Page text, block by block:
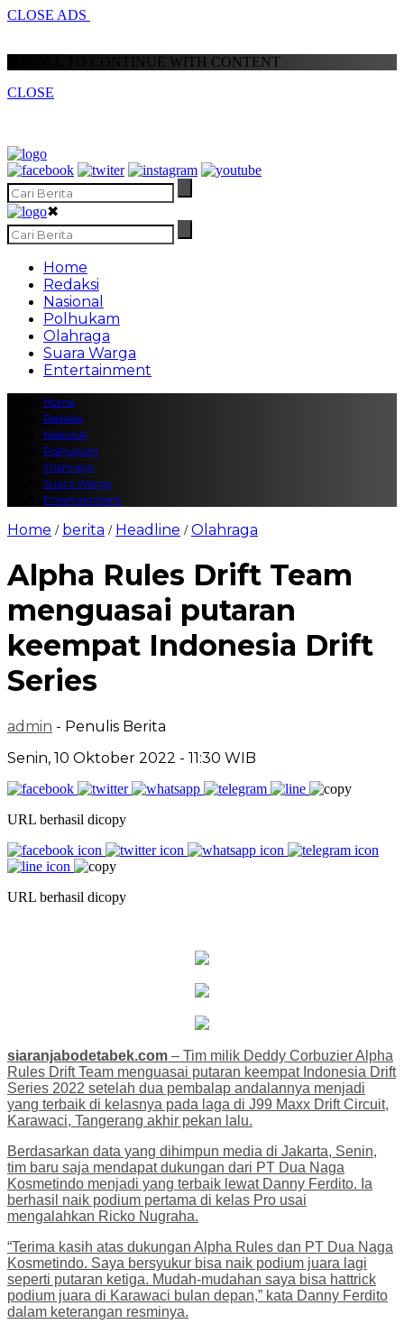
CLOSE ADS
SCROLL TO CONTINUE WITH CONTENT
CLOSE
✖
Home
Redaksi
Nasional
Polhukam
Olahraga
Suara Warga
Entertainment
Home
Redaksi
Nasional
Polhukam
Olahraga
Suara Warga
Entertainment
Home / berita / Headline /Olahraga
Alpha Rules Drift Team
menguasai putaran
keempat Indonesia Drift
Series
admin - Penulis Berita
Senin, 10 Oktober 2022 - 11:30 WIB
URL berhasil dicopy
URL berhasil dicopy
siaranjabodetabek.com – Tim milik Deddy Corbuzier Alpha
Rules Drift Team menguasai putaran keempat Indonesia Drift
Series 2022 setelah dua pembalap andalannya menjadi
yang terbaik di kelasnya pada laga di J99 Maxx Drift Circuit,
Karawaci, Tangerang akhir pekan lalu.
Berdasarkan data yang dihimpun media di Jakarta, Senin,
tim baru saja mendapat dukungan dari PT Dua Naga
Kosmetindo menjadi yang terbaik lewat Danny Ferdito. Ia
berhasil naik podium pertama di kelas Pro usai
mengalahkan Ricko Nugraha.
“Terima kasih atas dukungan Alpha Rules dan PT Dua Naga
Kosmetindo. Saya bersyukur bisa naik podium juara lagi
seperti putaran ketiga. Mudah-mudahan saya bisa hattrick
podium juara di Karawaci bulan depan,” kata Danny Ferdito
dalam keterangan resminya.